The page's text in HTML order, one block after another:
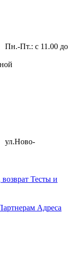
Пн.-Пт.: с 11.00 до
ул.Ново-
Тесты и
Адреса